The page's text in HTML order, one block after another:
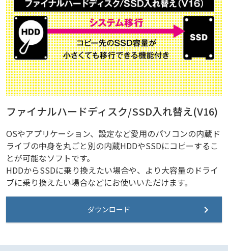
ファイナルハードディスク/SSD入れ替え(V16)
OSやアプリケーション、設定など愛用のパソコンの内蔵ド
ライブの中身を丸ごと別の内蔵HDDやSSDにコピーするこ
とが可能なソフトです。
HDDからSSDに乗り換えたい場合や、より大容量のドライ
ブに乗り換えたい場合などにお使いいただけます。
ダウンロード